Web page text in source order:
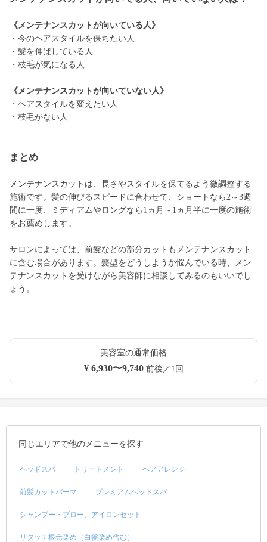
《メンテナンスカットが向いている人》
・今のヘアスタイルを保ちたい人
・髪を伸ばしている人
・枝毛が気になる人
《メンテナンスカットが向いていない人》
・ヘアスタイルを変えたい人
・枝毛がない人
まとめ
メンテナンスカットは、長さやスタイルを保てるよう微調整する
施術です。髪の伸びるスピードに合わせて、ショートなら2～3週
間に一度、ミディアムやロングなら1ヵ月～1ヵ月半に一度の施術
をお薦めします。
サロンによっては、前髪などの部分カットもメンテナンスカット
に含む場合があります。髪型をどうしようか悩んでいる時、メン
テナンスカットを受けながら美容師に相談してみるのもいいでし
ょう。
美容室の通常価格
¥ 6,930〜9,740前後／1回
同じエリアで他のメニューを探す
ヘッドスパ トリートメント ヘアアレンジ
前髪カットパーマ プレミアムヘッドスパ
シャンプー・ブロー、アイロンセット
リタッチ根元染め（白髪染め含む）